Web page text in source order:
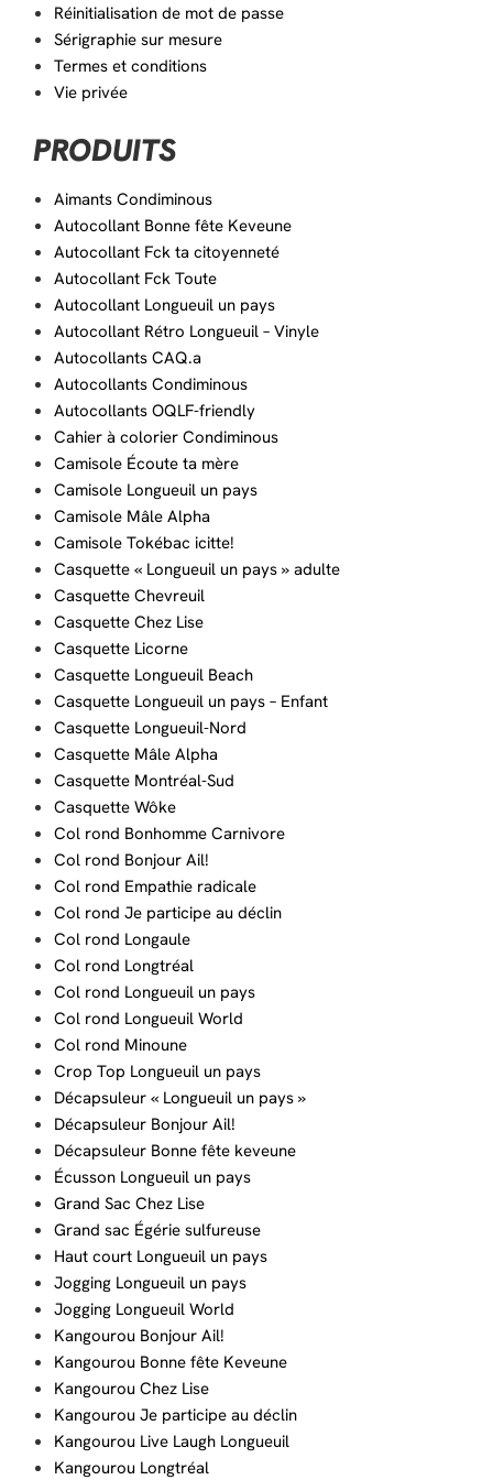
Réinitialisation de mot de passe
Sérigraphie sur mesure
Termes et conditions
Vie privée
PRODUITS
Aimants Condiminous
Autocollant Bonne fête Keveune
Autocollant Fck ta citoyenneté
Autocollant Fck Toute
Autocollant Longueuil un pays
Autocollant Rétro Longueuil – Vinyle
Autocollants CAQ.a
Autocollants Condiminous
Autocollants OQLF-friendly
Cahier à colorier Condiminous
Camisole Écoute ta mère
Camisole Longueuil un pays
Camisole Mâle Alpha
Camisole Tokébac icitte!
Casquette « Longueuil un pays » adulte
Casquette Chevreuil
Casquette Chez Lise
Casquette Licorne
Casquette Longueuil Beach
Casquette Longueuil un pays – Enfant
Casquette Longueuil-Nord
Casquette Mâle Alpha
Casquette Montréal-Sud
Casquette Wôke
Col rond Bonhomme Carnivore
Col rond Bonjour Ail!
Col rond Empathie radicale
Col rond Je participe au déclin
Col rond Longaule
Col rond Longtréal
Col rond Longueuil un pays
Col rond Longueuil World
Col rond Minoune
Crop Top Longueuil un pays
Décapsuleur « Longueuil un pays »
Décapsuleur Bonjour Ail!
Décapsuleur Bonne fête keveune
Écusson Longueuil un pays
Grand Sac Chez Lise
Grand sac Égérie sulfureuse
Haut court Longueuil un pays
Jogging Longueuil un pays
Jogging Longueuil World
Kangourou Bonjour Ail!
Kangourou Bonne fête Keveune
Kangourou Chez Lise
Kangourou Je participe au déclin
Kangourou Live Laugh Longueuil
Kangourou Longtréal